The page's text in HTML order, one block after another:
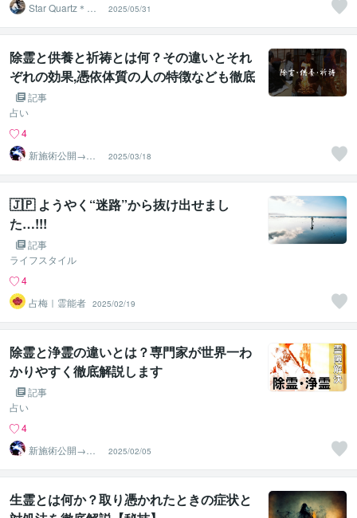
Star Quartz＊ス
タークォーツ
2025/05/31
除霊と供養と祈祷とは何？その違いとそれ
ぞれの効果,憑依体質の人の特徴なども徹底
解説記事
占い
4
新施術公開→≪
相手意識強制変
化≫◆星桜龍
2025/03/18
🇯🇵 ようやく“迷路”から抜け出せまし
た…!!!
記事
ライフスタイル
4
占梅｜霊能者 2025/02/19
除霊と浄霊の違いとは？専門家が世界一わ
かりやすく徹底解説します
記事
占い
4
新施術公開→≪
相手意識強制変
化≫◆星桜龍
2025/02/05
生霊とは何か？取り憑かれたときの症状と